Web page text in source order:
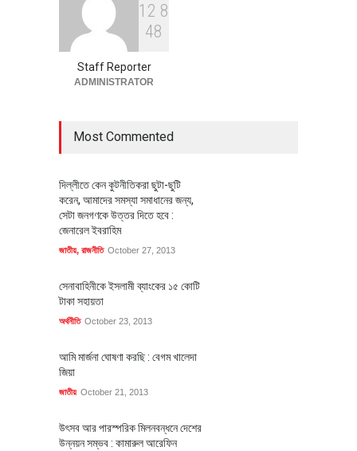
বৈশ্বিক প্রতিযোগিতা সক্ষমতা বাড়াতে
পোশাক শিল্পে নতুন উদ্যোগ
1 2 8
48
Staff Reporter
ADMINISTRATOR
Most Commented
দিল্লীতে কেন কুটনীতিকরা ছুটা-ছুটি
করেন, আমাদের সমস্যা সমাধানের জন্য,
সেটা জনগণকে উত্তর দিতে হবে :
জেনারেল ইবরাহিম
জাতীয়, রাজনীতি October 27, 2013
সেনাবাহিনীকে ইসলামী ব্যাংকের ১৫ কোটি
টাকা সহায়তা
অর্থনীতি October 23, 2013
আমি মার্জনা ঘোষণা করছি : বেগম খালেদা
জিয়া
জাতীয় October 21, 2013
উৎসব আর পারস্পরিক মিলনবন্ধনে দেশের
উন্নয়ন সম্ভব : কামারুল আরেফিন